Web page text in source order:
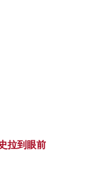
拉到眼前